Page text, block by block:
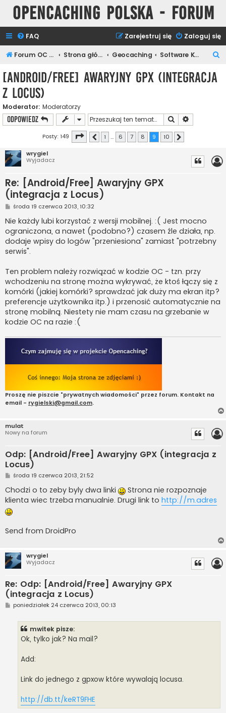
Opencaching Polska - Forum
FAQ Zaloguj się
Zarejestruj się
Forum OC PL Strona główna Geocaching Software Keszera
[Android/Free] Awaryjny GPX (integracja
z Locus)
Moderator: Moderatorzy
ODPOWIEDZ Szukaj
Posty: 149 Strona 9 10
Poprzednia
1 … 6 7 8 9 10
wrygiel
Wyjadacz
Re: [Android/Free] Awaryjny GPX
(integracja z Locus)
P
s
t
środa 19 czerwca 2013, 10:32
Nie każdy lubi korzystać z wersji mobilnej. :( Jest mocno
ograniczona, a nawet (podobno?) czasem źle działa, np.
dodaje wpisy do logów "przeniesiona" zamiast "potrzebny
serwis".
Ten problem należy rozwiązać w kodzie OC - tzn. przy
wchodzeniu na stronę można wykrywać, że ktoś łączy się z
komórki (jakiej komórki? sprawdzać jak duży ma ekran itp?
preferencje użytkownika itp.) i przenosić automatycznie na
stronę mobilną. Niestety nie mam czasu na grzebanie w
kodzie OC na razie :(
Proszę nie piszcie "prywatnych wiadomości" przez forum. Kontakt na
email - rygielski@gmail.com.
mulat
Nowy na forum
Odp: [Android/Free] Awaryjny GPX (integracja z
Locus)
P
s
t
środa 19 czerwca 2013, 21:52
Chodzi o to zeby byly dwa linki
Strona nie rozpoznaje
klienta wiec trzeba manualnie. Drugi link to http://m.adres
Send from DroidPro
wrygiel
Wyjadacz
Re: Odp: [Android/Free] Awaryjny GPX
(integracja z Locus)
P
o
poniedziałek 24 czerwca 2013, 00:13
mwitek pisze:
Ok, tylko jak? Na mail?
Add:
Link do jednego z gpxow które wywalają locusa.
http://db.tt/keRT9FHE